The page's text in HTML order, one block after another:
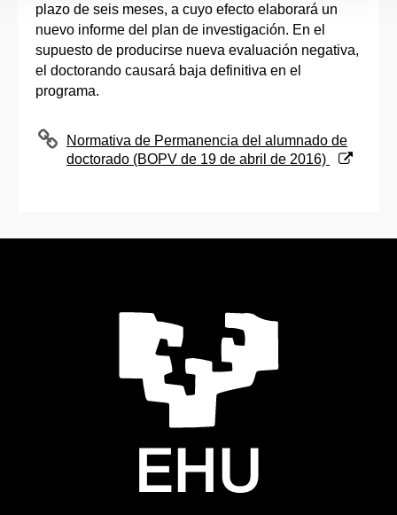
plazo de seis meses, a cuyo efecto elaborará un
nuevo informe del plan de investigación. En el
supuesto de producirse nueva evaluación negativa,
el doctorando causará baja definitiva en el
programa.
(Abre una nueva ventana)
Normativa de Permanencia del alumnado de
doctorado (BOPV de 19 de abril de 2016)